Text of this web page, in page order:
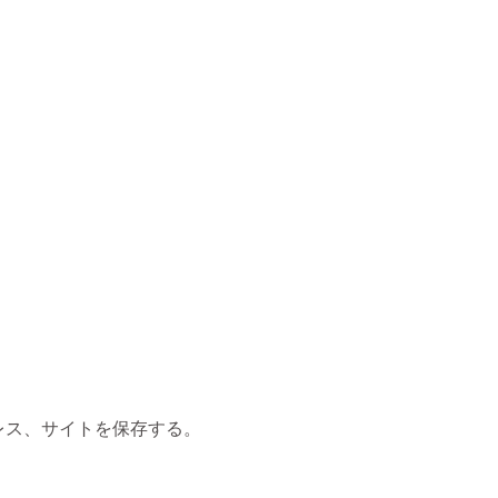
、サイトを保存する。